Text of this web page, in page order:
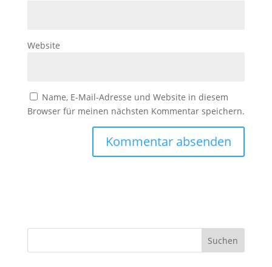
Website
Name, E-Mail-Adresse und Website in diesem
Browser für meinen nächsten Kommentar speichern.
Suchen